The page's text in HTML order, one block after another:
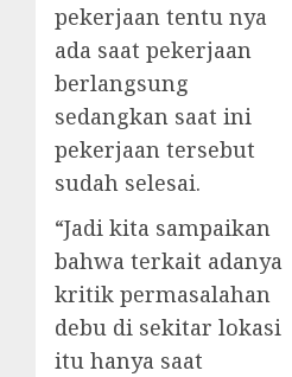
pekerjaan tentu nya
ada saat pekerjaan
berlangsung
sedangkan saat ini
pekerjaan tersebut
sudah selesai.
“Jadi kita sampaikan
bahwa terkait adanya
kritik permasalahan
debu di sekitar lokasi
itu hanya saat